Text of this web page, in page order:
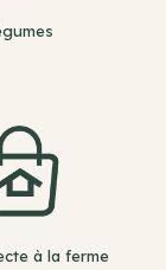
à la ferme